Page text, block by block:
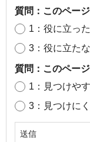
質問：このペー
1：役に立った
3：役に立た
質問：このペー
1：見つけや
3：見つけに